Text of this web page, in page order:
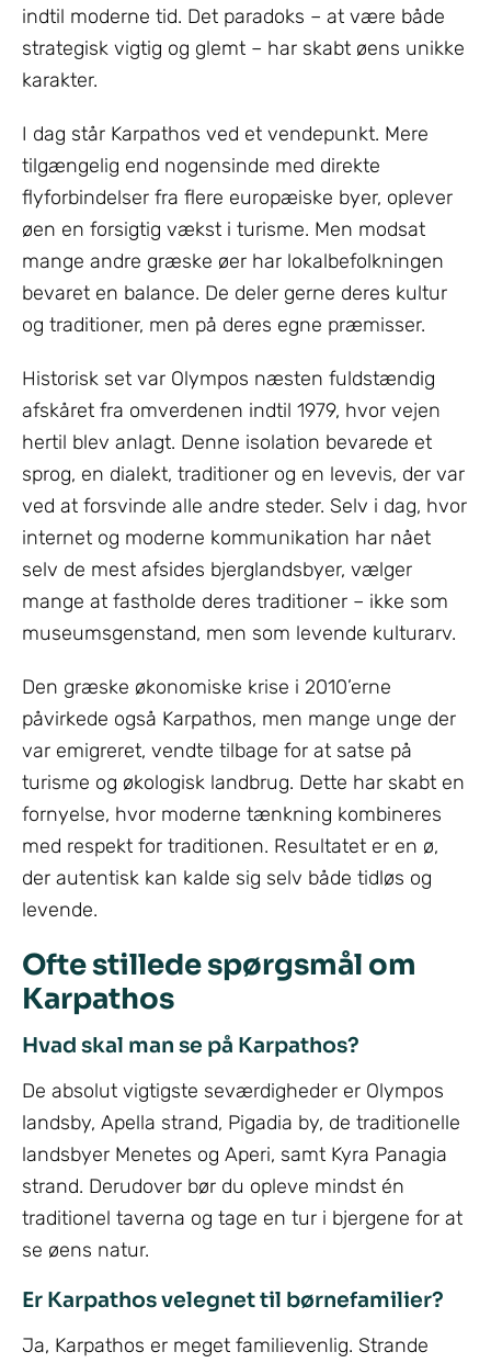
indtil moderne tid. Det paradoks – at være både
strategisk vigtig og glemt – har skabt øens unikke
karakter.
I dag står Karpathos ved et vendepunkt. Mere
tilgængelig end nogensinde med direkte
flyforbindelser fra flere europæiske byer, oplever
øen en forsigtig vækst i turisme. Men modsat
mange andre græske øer har lokalbefolkningen
bevaret en balance. De deler gerne deres kultur
og traditioner, men på deres egne præmisser.
Historisk set var Olympos næsten fuldstændig
afskåret fra omverdenen indtil 1979, hvor vejen
hertil blev anlagt. Denne isolation bevarede et
sprog, en dialekt, traditioner og en levevis, der var
ved at forsvinde alle andre steder. Selv i dag, hvor
internet og moderne kommunikation har nået
selv de mest afsides bjerglandsbyer, vælger
mange at fastholde deres traditioner – ikke som
museumsgenstand, men som levende kulturarv.
Den græske økonomiske krise i 2010’erne
påvirkede også Karpathos, men mange unge der
var emigreret, vendte tilbage for at satse på
turisme og økologisk landbrug. Dette har skabt en
fornyelse, hvor moderne tænkning kombineres
med respekt for traditionen. Resultatet er en ø,
der autentisk kan kalde sig selv både tidløs og
levende.
Ofte stillede spørgsmål om
Karpathos
Hvad skal man se på Karpathos?
De absolut vigtigste seværdigheder er Olympos
landsby, Apella strand, Pigadia by, de traditionelle
landsbyer Menetes og Aperi, samt Kyra Panagia
strand. Derudover bør du opleve mindst én
traditionel taverna og tage en tur i bjergene for at
se øens natur.
Er Karpathos velegnet til børnefamilier?
Ja, Karpathos er meget familievenlig. Strande